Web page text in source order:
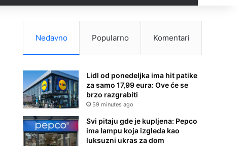
Nedavno Popularno Komentari
Lidl od ponedeljka ima hit patike
za samo 17,99 eura: Ove će se
brzo razgrabiti
59 minutes ago
Svi pitaju gde je kupljena: Pepco
ima lampu koja izgleda kao
luksuzni ukras za dom